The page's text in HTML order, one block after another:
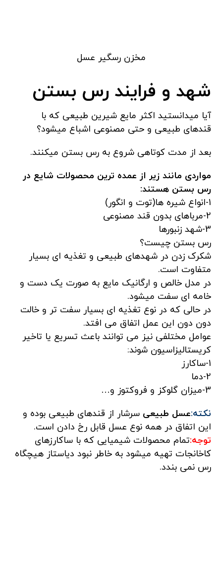
مخزن رسگیر عسل
شهد و فرایند رس بستن
آیا میدانستید اکثر مایع شیرین طبیعی که با
قندهای طبیعی و حتی مصنوعی اشباع میشود؟
بعد از مدت کوتاهی شروع به رس بستن میکنند.
مواردی مانند زیر از عمده ترین محصولات شایع در
رس بستن هستند:
1-انواع شیره ها(توت و انگور)
2-مرباهای بدون قند مصنوعی
3-شهد زنبورها
رس بستن چیست؟
شکرک زدن در شهدهای طبیعی و تغذیه ای بسیار
متفاوت است.
در مدل خالص و ارگانیک مایع به صورت یک دست و
خامه ای سفت میشود.
در حالی که در نوع تغذیه ای بسیار سفت تر و خالت
دون دون این عمل اتفاق می افتد.
عوامل مختلفی نیز می توانند باعث تسریع یا تاخیر
کریستالیزاسیون شوند:
1-ساکارز
2-دما
3-میزان گلوکز و فروکتوز و…
نکته:عسل طبیعی سرشار از قندهای طبیعی بوده و
این اتفاق در همه نوع عسل قابل رخ دادن است.
توجه:تمام محصولات شیمیایی که با ساکارزهای
کاخانجات تهیه میشود به خاطر نبود دیاستاز هیچگاه
رس نمی بندد.